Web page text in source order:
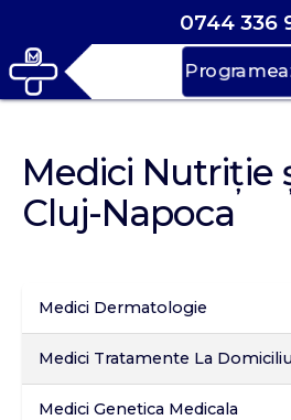
0744 336
30 de
Medici Nutriție
Cluj-Napoca
Medici Dermatologie
Medici Tratamente La Domiciliu
Medici Genetica Medicala